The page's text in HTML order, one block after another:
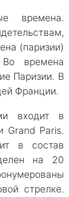
времена.
(паризии)
времена
Паризии. В
Франции.
входит в
Grand Paris.
в состав
на 20
стрелке.